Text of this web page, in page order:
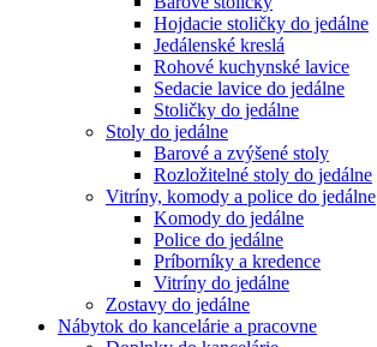
Hojdacie stoličky do jedálne
Jedálenské kreslá
Rohové kuchynské lavice
Sedacie lavice do jedálne
Stoličky do jedálne
Stoly do jedálne
Barové a zvýšené stoly
Rozložitelné stoly do jedálne
Vitríny, komody a police do jedálne
Komody do jedálne
Police do jedálne
Príborníky a kredence
Vitríny do jedálne
Zostavy do jedálne
Nábytok do kancelárie a pracovne